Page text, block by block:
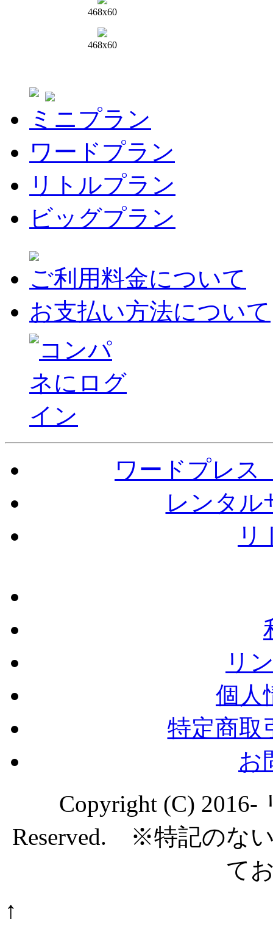
468x60
468x60
ミニプラン
ワードプラン
リトルプラン
ビッグプラン
ご利用料金について
お支払い方法について
ワードプレス
レンタル
リ
リ
個人
特定商取
お
Copyright (C)
Reserved. ※特記のな
て
↑